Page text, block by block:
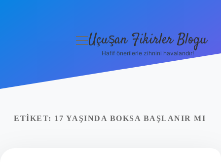
Yasal Uyarı
menüyü
Uçuşan Fikirler Blogu
Hafif önerilerle zihnini havalandır!
ETIKET: 17 YAŞINDA BOKSA BAŞLANIR MI